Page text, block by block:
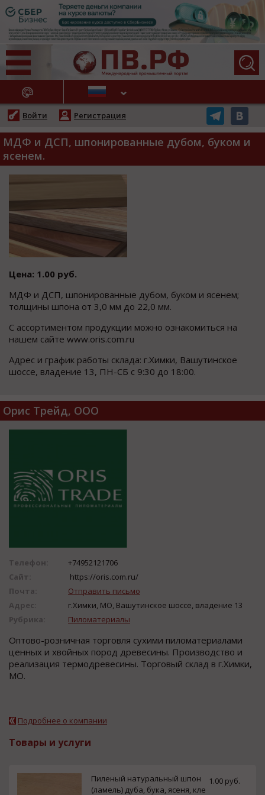
НОВОСТИ
Войти Регистрация
МДФ и ДСП, шпонированные дубом, буком и
ясенем.
Цена: 1.00 руб.
МДФ и ДСП, шпонированные дубом, буком и ясенем;
толщины шпона от 3,0 мм до 22,0 мм.
C ассортиментом продукции можно ознакомиться на
нашем сайте www.oris.com.ru
Адрес и график работы склада: г.Химки, Вашутинское
шоссе, владение 13, ПН-СБ с 9:30 до 18:00.
Орис Трейд, ООО
Телефон:
+74952121706
Сайт:
https://oris.com.ru/
Почта:
Отправить письмо
Адрес:
г.Химки, МО, Вашутинское шоссе, владение 13
Рубрика:
Пиломатериалы
Оптово-розничная торговля сухими пиломатериалами
ценных и хвойных пород древесины. Производство и
реализация термодревесины. Торговый склад в г.Химки,
МО.
Подробнее о компании
Товары и услуги
Пиленый натуральный шпон
(ламель) дуба, бука, ясеня, кле
1.00 руб.